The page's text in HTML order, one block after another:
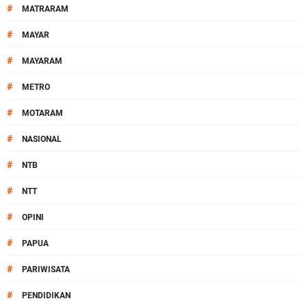
# MATRARAM
# MAYAR
# MAYARAM
# METRO
# MOTARAM
# NASIONAL
# NTB
# NTT
# OPINI
# PAPUA
# PARIWISATA
# PENDIDIKAN